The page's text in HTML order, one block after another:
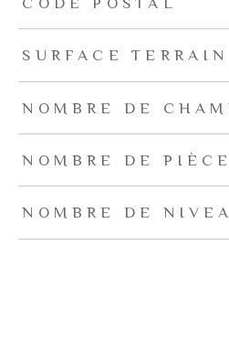
SURFACE TERRAIN
NOMBRE DE
NOMBRE DE
NOMBRE DE